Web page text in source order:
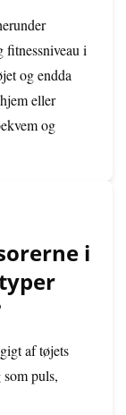
fitnessniveau i
og endda
eller
og
i
af tøjets
puls,